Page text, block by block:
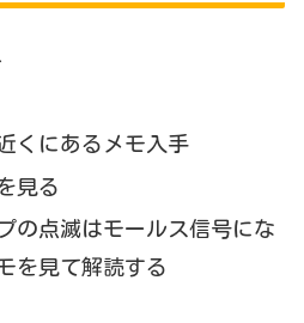
くにあるメモ入手
見る
の点滅はモールス信号にな
を見て解読する